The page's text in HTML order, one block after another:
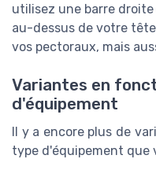
utilisez une barre
au-dessus de votre
vos pectoraux, mais
Variantes en
d'équipement
Il y a encore plus de
type d'équipement que